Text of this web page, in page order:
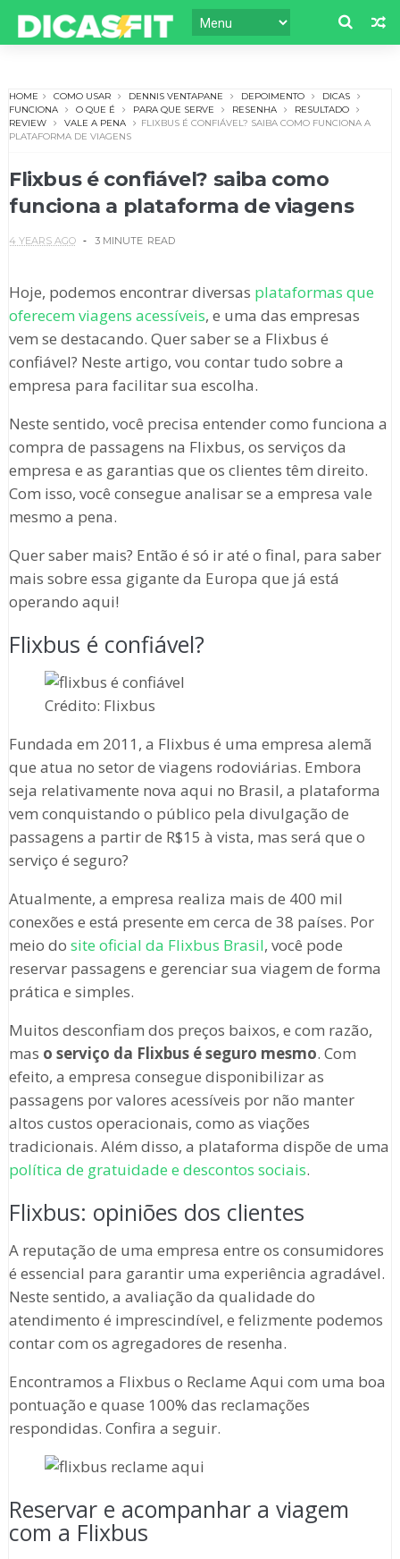
HOME COMO USAR DENNIS VENTAPANE DEPOIMENTO
DICAS
FUNCIONA
O QUE É PARA QUE SERVE RESENHA
RESULTADO
REVIEW
VALE A PENA
FLIXBUS É CONFIÁVEL? SAIBA COMO FUNCIONA A
PLATAFORMA DE VIAGENS
Flixbus é confiável? saiba como
funciona a plataforma de viagens
4 YEARS AGO 3 MINUTE READ
Hoje, podemos encontrar diversas plataformas que
oferecem viagens acessíveis, e uma das empresas
vem se destacando. Quer saber se a Flixbus é
confiável? Neste artigo, vou contar tudo sobre a
empresa para facilitar sua escolha.
Neste sentido, você precisa entender como funciona a
compra de passagens na Flixbus, os serviços da
empresa e as garantias que os clientes têm direito.
Com isso, você consegue analisar se a empresa vale
mesmo a pena.
Quer saber mais? Então é só ir até o final, para saber
mais sobre essa gigante da Europa que já está
operando aqui!
Flixbus é confiável?
Crédito: Flixbus
Fundada em 2011, a Flixbus é uma empresa alemã
que atua no setor de viagens rodoviárias. Embora
seja relativamente nova aqui no Brasil, a plataforma
vem conquistando o público pela divulgação de
passagens a partir de R$15 à vista, mas será que o
serviço é seguro?
Atualmente, a empresa realiza mais de 400 mil
conexões e está presente em cerca de 38 países. Por
meio do site oficial da Flixbus Brasil, você pode
reservar passagens e gerenciar sua viagem de forma
prática e simples.
Muitos desconfiam dos preços baixos, e com razão,
mas o serviço da Flixbus é seguro mesmo. Com
efeito, a empresa consegue disponibilizar as
passagens por valores acessíveis por não manter
altos custos operacionais, como as viações
tradicionais. Além disso, a plataforma dispõe de uma
política de gratuidade e descontos sociais.
Flixbus: opiniões dos clientes
A reputação de uma empresa entre os consumidores
é essencial para garantir uma experiência agradável.
Neste sentido, a avaliação da qualidade do
atendimento é imprescindível, e felizmente podemos
contar com os agregadores de resenha.
Encontramos a Flixbus o Reclame Aqui com uma boa
pontuação e quase 100% das reclamações
respondidas. Confira a seguir.
Reservar e acompanhar a viagem
com a Flixbus